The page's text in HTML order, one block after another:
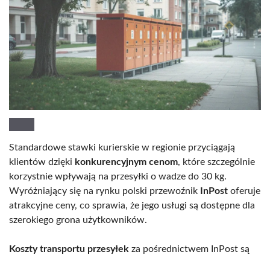
Standardowe stawki kurierskie w regionie przyciągają
klientów dzięki konkurencyjnym cenom, które szczególnie
korzystnie wpływają na przesyłki o wadze do 30 kg.
Wyróżniający się na rynku polski przewoźnik
InPost oferuje
atrakcyjne ceny, co sprawia, że jego usługi są dostępne dla
szerokiego grona użytkowników.
Koszty transportu przesyłek za pośrednictwem InPost są